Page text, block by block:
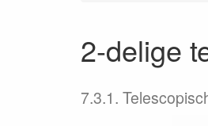
2-delige
7.3.1.